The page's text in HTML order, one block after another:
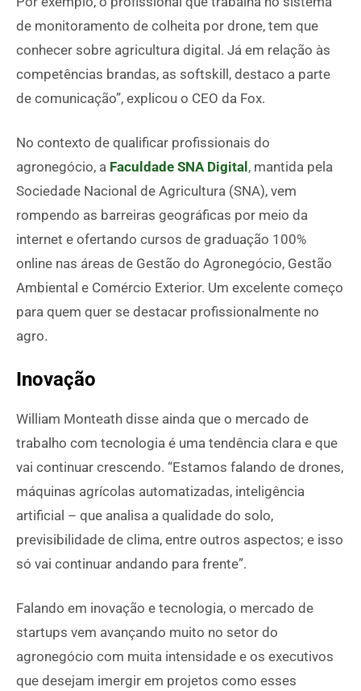
de monitoramento de colheita por drone, tem que
conhecer sobre agricultura digital. Já em relação às
competências brandas, as softskill, destaco a parte
de comunicação”, explicou o CEO da Fox.
No contexto de qualificar profissionais do
agronegócio, a Faculdade SNA Digital , mantida pela
Sociedade Nacional de Agricultura (SNA), vem
rompendo as barreiras geográficas por meio da
internet e ofertando cursos de graduação 100%
online nas áreas de Gestão do Agronegócio, Gestão
Ambiental e Comércio Exterior. Um excelente começo
para quem quer se destacar profissionalmente no
agro.
Inovação
William Monteath disse ainda que o mercado de
trabalho com tecnologia é uma tendência clara e que
vai continuar crescendo. “Estamos falando de drones,
máquinas agrícolas automatizadas, inteligência
artificial – que analisa a qualidade do solo,
previsibilidade de clima, entre outros aspectos; e isso
só vai continuar andando para frente”.
Falando em inovação e tecnologia, o mercado de
startups vem avançando muito no setor do
agronegócio com muita intensidade e os executivos
que desejam imergir em projetos como esses